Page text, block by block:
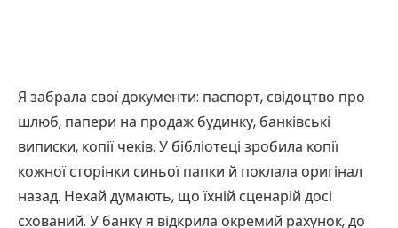
Я забрала свої документи: паспорт, свідоцтво про
шлюб, папери на продаж будинку, банківські
виписки, копії чеків. У бібліотеці зробила копії
кожної сторінки синьої папки й поклала оригінал
назад. Нехай думають, що їхній сценарій досі
схований. У банку я відкрила окремий рахунок, до